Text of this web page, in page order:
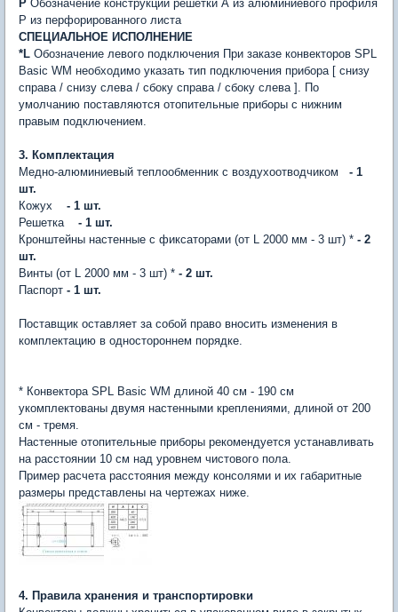
P Обозначение конструкции решетки А из алюминиевого профиля
P из перфорированного листа
СПЕЦИАЛЬНОЕ ИСПОЛНЕНИЕ
*L Обозначение левого подключения При заказе конвекторов SPL
Basic WM необходимо указать тип подключения прибора [ снизу
справа / снизу слева / сбоку справа / сбоку слева ]. По
умолчанию поставляются отопительные приборы с нижним
правым подключением.
3. Комплектация
Медно-алюминиевый теплообменник с воздухоотводчиком - 1
шт.
Кожух - 1 шт.
Решетка - 1 шт.
Кронштейны настенные с фиксаторами (от L 2000 мм - 3 шт) * - 2
шт.
Винты (от L 2000 мм - 3 шт) * - 2 шт.
Паспорт - 1 шт.
Поставщик оставляет за собой право вносить изменения в
комплектацию в одностороннем порядке.
* Конвектора SPL Basic WM длиной 40 см - 190 см
укомплектованы двумя настенными креплениями, длиной от 200
см - тремя.
Настенные отопительные приборы рекомендуется устанавливать
на расстоянии 10 см над уровнем чистового пола.
Пример расчета расстояния между консолями и их габаритные
размеры представлены на чертежах ниже.
4. ​Правила хранения и транспортировки